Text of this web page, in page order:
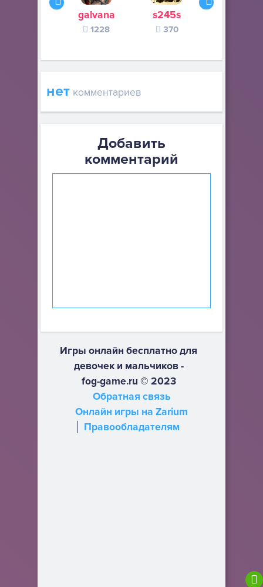
galvana
1228
s245s
370
нет комментариев
Добавить
комментарий
Игры онлайн бесплатно для
девочек и мальчиков -
fog-game.ru © 2023
Обратная связь
Онлайн игры на Zarium
Правообладателям